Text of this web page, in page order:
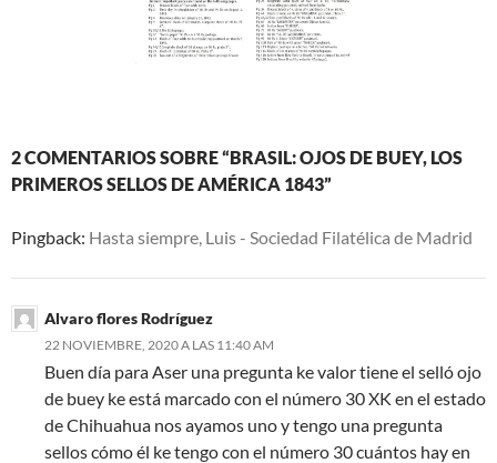
2 COMENTARIOS SOBRE “BRASIL: OJOS DE BUEY, LOS
PRIMEROS SELLOS DE AMÉRICA 1843”
Pingback: Hasta siempre, Luis - Sociedad Filatélica de Madrid
Alvaro flores Rodríguez
22 NOVIEMBRE, 2020 A LAS 11:40 AM
Buen día para Aser una pregunta ke valor tiene el selló ojo
de buey ke está marcado con el número 30 XK en el estado
de Chihuahua nos ayamos uno y tengo una pregunta
sellos cómo él ke tengo con el número 30 cuántos hay en